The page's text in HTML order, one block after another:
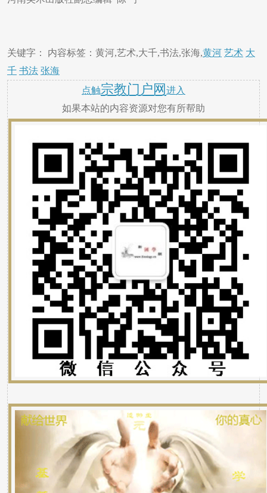
关键字： 内容标签：黄河,艺术,大千,书法,张海,黄河 艺术 大
千 书法 张海
点触宗教门户网 进入
如果本站的内容资源对您有所帮助